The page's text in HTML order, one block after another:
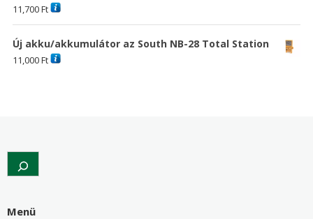
11,700Ft
Új akku/akkumulátor az South NB-28 Total Station
11,000Ft
Search
Menü